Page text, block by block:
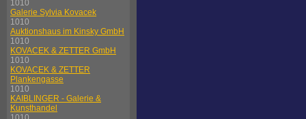
1010
Galerie Sylvia Kovacek
1010
Auktionshaus im Kinsky GmbH
1010
KOVACEK & ZETTER GmbH
1010
KOVACEK & ZETTER
Plankengasse
1010
KAIBLINGER - Galerie &
Kunsthandel